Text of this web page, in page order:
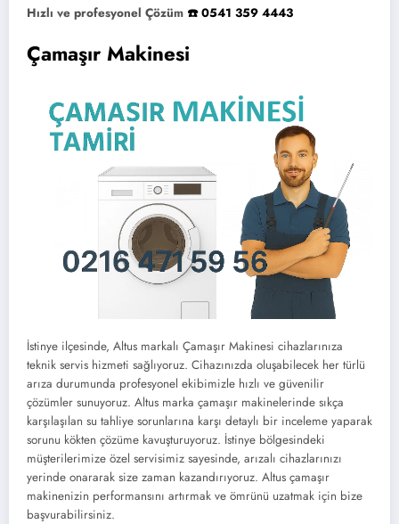
Hızlı ve profesyonel Çözüm ☎️ 0541 359 4443
Çamaşır Makinesi
İstinye ilçesinde, Altus markalı Çamaşır Makinesi cihazlarınıza
teknik servis hizmeti sağlıyoruz. Cihazınızda oluşabilecek her türlü
arıza durumunda profesyonel ekibimizle hızlı ve güvenilir
çözümler sunuyoruz. Altus marka çamaşır makinelerinde sıkça
karşılaşılan su tahliye sorunlarına karşı detaylı bir inceleme yaparak
sorunu kökten çözüme kavuşturuyoruz. İstinye bölgesindeki
müşterilerimize özel servisimiz sayesinde, arızalı cihazlarınızı
yerinde onararak size zaman kazandırıyoruz. Altus çamaşır
makinenizin performansını artırmak ve ömrünü uzatmak için bize
başvurabilirsiniz.